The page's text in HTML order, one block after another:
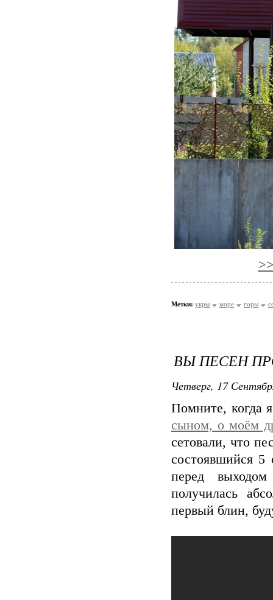
Метки: укры море горы
ВЫ ПЕСЕН
Четверг, 17
Помните, когда
сыном, о моём
сетовали, что
состоявшийся
перед
получилась
первый блин,